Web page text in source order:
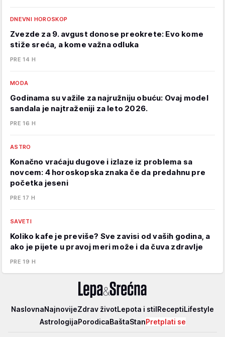
DNEVNI HOROSKOP
Zvezde za 9. avgust donose preokrete: Evo kome
stiže sreća, a kome važna odluka
PRE 14 H
MODA
Godinama su važile za najružniju obuću: Ovaj model
sandala je najtraženiji za leto 2026.
PRE 16 H
ASTRO
Konačno vraćaju dugove i izlaze iz problema sa
novcem: 4 horoskopska znaka če da predahnu pre
početka jeseni
PRE 17 H
SAVETI
Koliko kafe je previše? Sve zavisi od vaših godina, a
ako je pijete u pravoj meri može i da čuva zdravlje
PRE 19 H
Lepa
NaslovnaNajnovijeZdrav životLepota i stilReceptiLifestyle
AstrologijaPorodicaBaštaStanPretplati se